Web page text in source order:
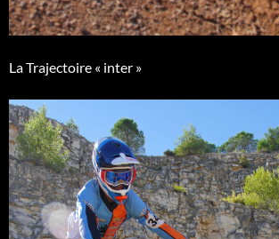
La Trajectoire « inter »